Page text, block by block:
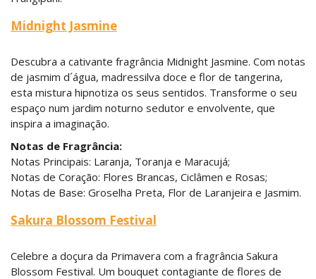
Midnight Jasmine
Descubra a cativante fragrância Midnight Jasmine. Com notas
de jasmim d´água, madressilva doce e flor de tangerina,
esta mistura hipnotiza os seus sentidos. Transforme o seu
espaço num jardim noturno sedutor e envolvente, que
inspira a imaginação.
Notas de Fragrância:
Notas Principais: Laranja, Toranja e Maracujá;
Notas de Coração: Flores Brancas, Ciclâmen e Rosas;
Notas de Base: Groselha Preta, Flor de Laranjeira e Jasmim.
Sakura Blossom Festival
Celebre a doçura da Primavera com a fragrância Sakura
Blossom Festival. Um bouquet contagiante de flores de